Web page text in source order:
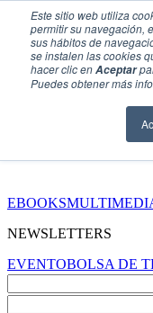
Este sitio web utiliza
permitir su navegación,
sus hábitos de
se instalen las cookies
hacer clic enAceptar
Puedes obtener más
EBOOKS
NEWSLETTERS
EVENTOBOLSA DE